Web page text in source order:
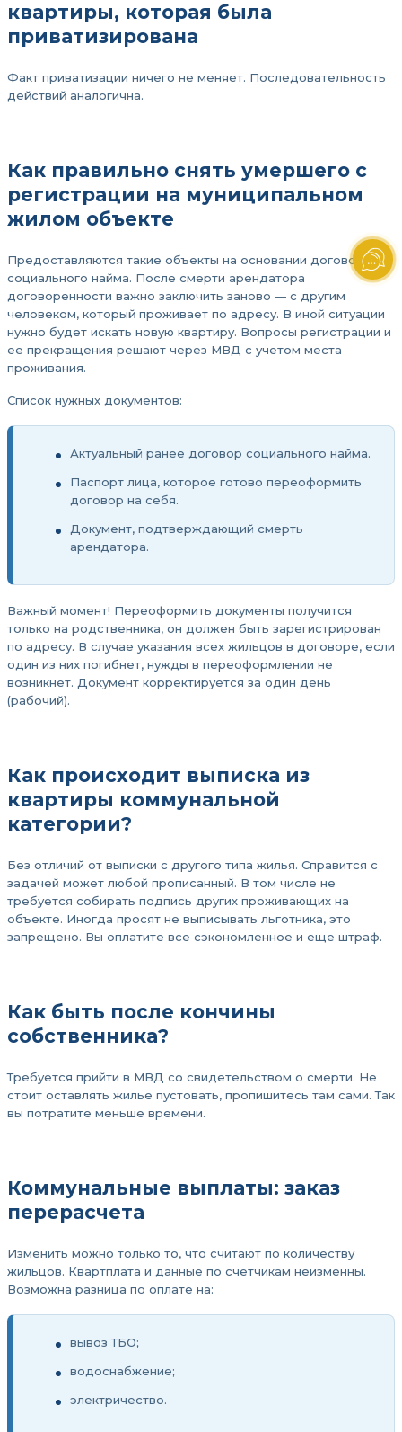
квартиры, которая была
приватизирована
Факт приватизации ничего не меняет. Последовательность
действий аналогична.
Как правильно снять умершего с
регистрации на муниципальном
жилом объекте
Предоставляются такие объекты на основании договора
социального найма. После смерти арендатора
договоренности важно заключить заново — с другим
человеком, который проживает по адресу. В иной ситуации
нужно будет искать новую квартиру. Вопросы регистрации и
ее прекращения решают через МВД с учетом места
проживания.
Список нужных документов:
Актуальный ранее договор социального найма.
Паспорт лица, которое готово переоформить
договор на себя.
Документ, подтверждающий смерть
арендатора.
Важный момент! Переоформить документы получится
только на родственника, он должен быть зарегистрирован
по адресу. В случае указания всех жильцов в договоре, если
один из них погибнет, нужды в переоформлении не
возникнет. Документ корректируется за один день
(рабочий).
Как происходит выписка из
квартиры коммунальной
категории?
Без отличий от выписки с другого типа жилья. Справится с
задачей может любой прописанный. В том числе не
требуется собирать подпись других проживающих на
объекте. Иногда просят не выписывать льготника, это
запрещено. Вы оплатите все сэкономленное и еще штраф.
Как быть после кончины
собственника?
Требуется прийти в МВД со свидетельством о смерти. Не
стоит оставлять жилье пустовать, пропишитесь там сами. Так
вы потратите меньше времени.
Коммунальные выплаты: заказ
перерасчета
Изменить можно только то, что считают по количеству
жильцов. Квартплата и данные по счетчикам неизменны.
Возможна разница по оплате на:
вывоз ТБО;
водоснабжение;
электричество.